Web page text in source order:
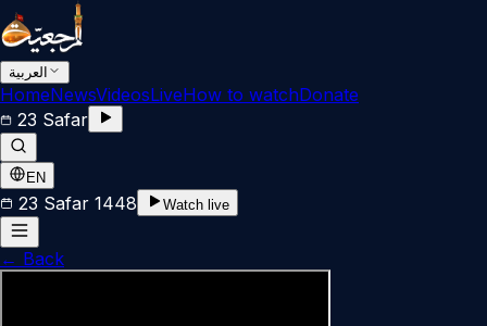
العربية
HomeNewsVideosLiveHow to watchDonate
23 Safar
EN
23 Safar 1448 Watch live
← Back